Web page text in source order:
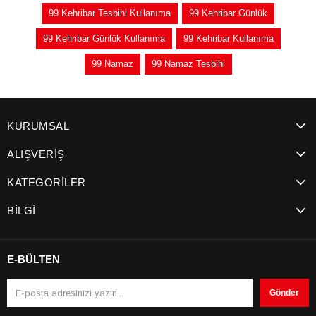
99 Kehribar Tesbihi Kullanıma 99 Kehribar Günlük
99 Kehribar Günlük Kullanıma 99 Kehribar Kullanıma
99 Namaz 99 Namaz Tesbihi
KURUMSAL
ALIŞVERİŞ
KATEGORİLER
BİLGİ
E-BÜLTEN
Gönder